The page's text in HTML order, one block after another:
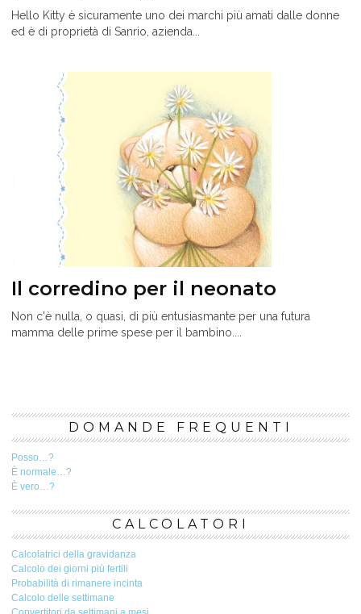
Hello Kitty è sicuramente uno dei marchi più amati dalle donne
ed è di proprietà di Sanrio, azienda...
Il corredino per il neonato
Non c'è nulla, o quasi, di più entusiasmante per una futura
mamma delle prime spese per il bambino....
DOMANDE FREQUENTI
Posso…?
È normale…?
È vero…?
CALCOLATORI
Calcolatrici della gravidanza
Calcolo dei giorni più fertili
Probabilità di rimanere incinta
Calcolo delle settimane